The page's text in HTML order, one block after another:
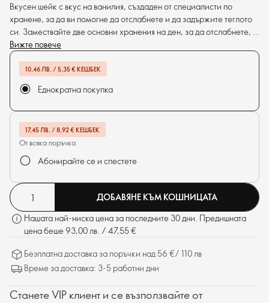
Вкусен шейк с вкус на ванилия, създаден от специалисти по
хранене, за да ви помогне да отслабнете и да задържите теглото
си. Замествайте две основни хранения на ден, за да отслабнете, и
едно, за да поддържате теглото си*. Просто смесете с краве
мляко или соево мляко** за пълноценно хранене. Здравословно,
безопасно и толкова лесно!
Вижте повече
10,46 ЛВ. / 5,35 € КЕШБЕК
Еднократна покупка
17,45 ЛВ. / 8,92 € КЕШБЕК
От всяка поръчка
Абонирайте се и спестете
ДОБАВЯНЕ КЪМ КОШНИЦАТА
Нашата най-ниска цена за последните 30 дни. Предишната
цена беше 93,00 лв. / 47,55 €
Безплатна доставка за поръчки над 56 €/ 110 лв
Време за доставка: 3-5 работни дни
Станете VIP клиент и се възползвайте от